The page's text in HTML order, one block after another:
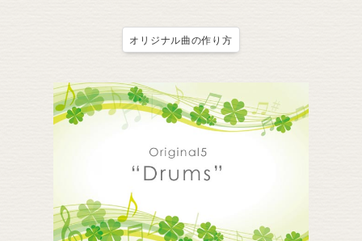
オリジナル曲の作り方